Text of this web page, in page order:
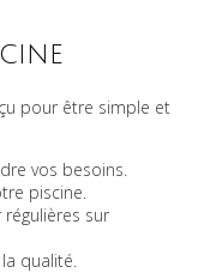
pour être simple et
vos besoins.
piscine.
sur
qualité.